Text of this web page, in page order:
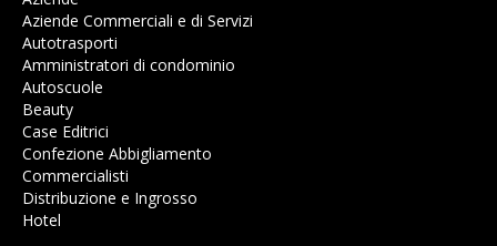
Aziende Commerciali e di Servizi
Autotrasporti
Amministratori di condominio
Autoscuole
Beauty
Case Editrici
Confezione Abbigliamento
Commercialisti
Distribuzione e Ingrosso
Hotel